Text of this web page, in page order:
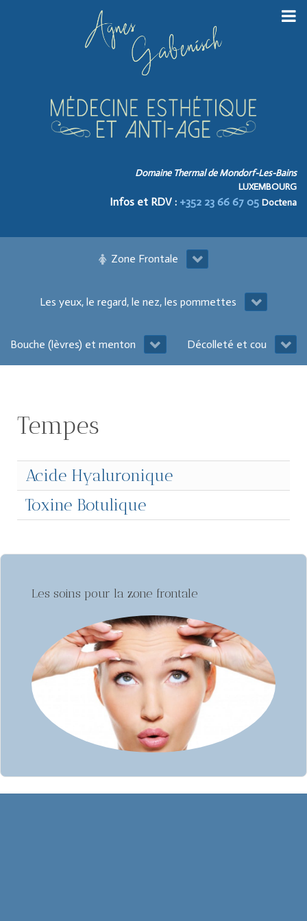
Domaine Thermal de Mondorf-Les-Bains
LUXEMBOURG
Infos et RDV : +352 23 66 67 05 Doctena
Zone Frontale
Les yeux, le regard, le nez, les pommettes
Bouche (lèvres) et menton Décolleté et cou
Tempes
Acide Hyaluronique
Toxine Botulique
Les soins pour la zone frontale